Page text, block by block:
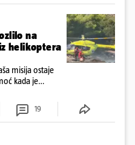
na
helikoptera
misija ostaje
kada je
19